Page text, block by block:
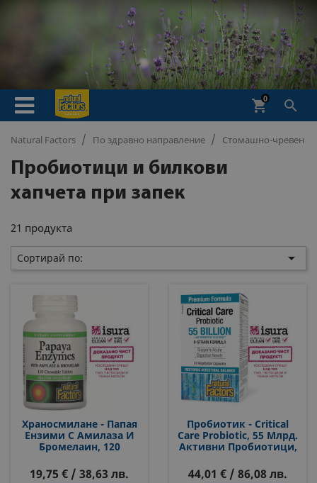

shopping_cart
0
Natural Factors По здравно направление Стомашно-чревен
Пробиотици и билкови
хапчета при запек
21 продукта
Сортирай по: 
Храносмилане - Папая
Eнзими С Амилаза И
Бромелаин, 120
19,75 € / 38,63 лв.
Пробиотик - Critical
Care Probiotic, 55 Млрд.
Активни Пробиотици,
Капсули
44,01 € / 86,08 лв.